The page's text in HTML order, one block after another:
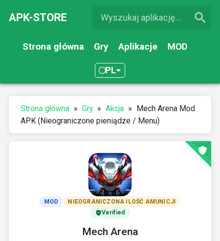
APK-STORE
Strona główna Gry Aplikacje MOD
PL
Strona główna » Gry » Akcja » Mech Arena Mod
APK (Nieograniczone pieniądze / Menu)
MOD
NIEOGRANICZONA ILOŚĆ AMUNICJI
Verified
Mech Arena